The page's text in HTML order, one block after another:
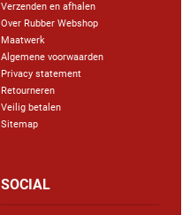
Verzenden en afhalen
Over Rubber Webshop
Maatwerk
Algemene voorwaarden
Privacy statement
Retourneren
Veilig betalen
Sitemap
SOCIAL